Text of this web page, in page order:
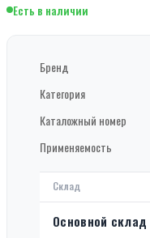
Есть в наличии
Бренд
Категория
Каталожный номер
Применяемость
Склад
Основной склад